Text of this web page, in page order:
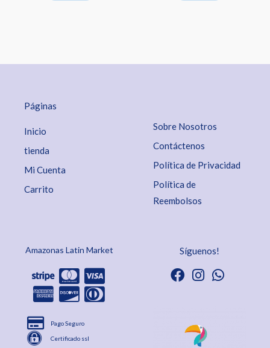
Páginas
Inicio
tienda
Mi Cuenta
Carrito
Sobre Nosotros
Contáctenos
Política de Privacidad
Política de
Reembolsos
Amazonas Latin Market
Pago Seguro
Certificado ssl
Síguenos!